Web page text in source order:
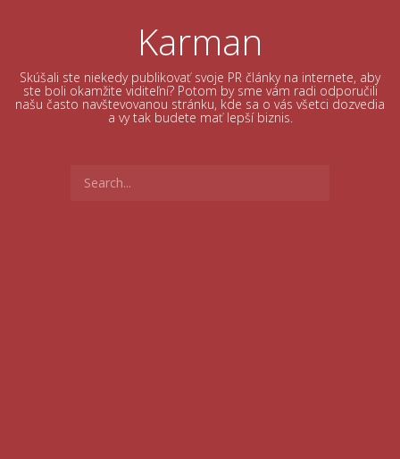
Karman
Skúšali ste niekedy publikovať svoje PR články na internete, aby
ste boli okamžite viditeľní? Potom by sme vám radi odporučili
našu často navštevovanou stránku, kde sa o vás všetci dozvedia
a vy tak budete mať lepší biznis.
for: